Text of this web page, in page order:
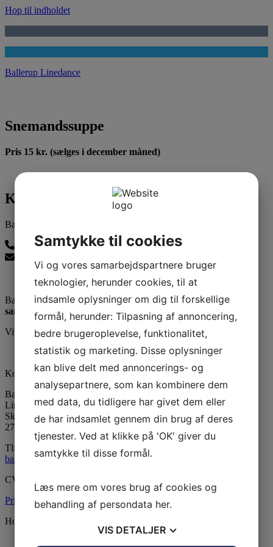
Hop til indholdet
Ballerup Linedance
Snemandssuppe
Pris 15 kr. (sælges i december måned)
Kontakt os
Ballerup Linedance
24815139
Ballerup Linedance er klubben uden stræben men med:
samvær - glæde - motion
Vi er medlem af DGI
Kontaktinformation
Ballerup Linedance
LinedanceCentret
Skovvejens Skole Øst
2750 Ballerup
Tlf:
24815139
balleruplinedance@gmail.com
CVR: 33604130
Privatlivsspolitik
Holdoversigt
Samtykke til cookies
Vi og vores samarbejdspartnere bruger
teknologier, herunder cookies, til at
indsamle oplysninger om dig til forskellige
formål, herunder: Tilpasning af annoncering,
bedre brugeroplevelse, funktionalitet,
statistik og marketing. Disse oplysninger
kan blive delt med annoncerings- og
analysepartnere, som kan kombinere dem
med data, du tidligere har givet dem eller
de har indsamlet gennem din brug af deres
tjenester. Ved at klikke på 'OK' giver du
samtykke til disse formål.
Læs mere om vores brug af cookies og
behandling af persondata her.
VIS DETALJER